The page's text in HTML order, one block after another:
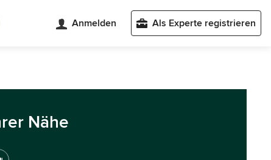
Anmelden Als Experte registrieren
Nähe